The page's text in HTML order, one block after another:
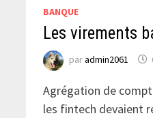
BANQUE
Les virements
paradmin2061
Agrégation de
les fintech devaient